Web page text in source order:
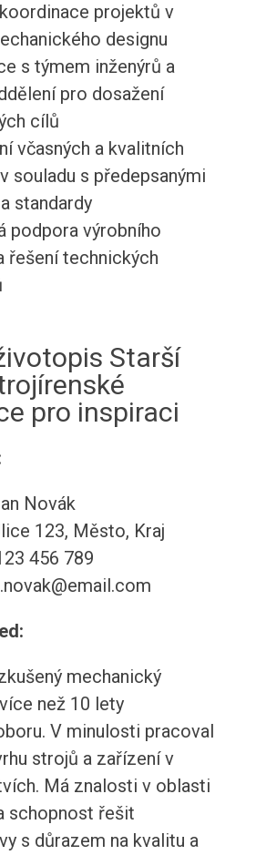
projektů v
designu
s týmem inženýrů a
pro dosažení
cílů
včasných a kvalitních
souladu s předepsanými
standardy
podpora výrobního
řešení technických
Starší
pro inspiraci
Novák
123, Město, Kraj
456 789
mechanický
než 10 lety
V minulosti pracoval
strojů a zařízení v
Má znalosti v oblasti
schopnost řešit
s důrazem na kvalitu a